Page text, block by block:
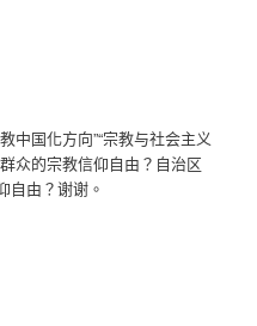
中国化方向”“宗教与社会主义
众的宗教信仰自由？自治区
自由？谢谢。